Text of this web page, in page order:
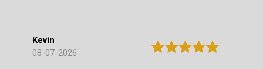
Kevin
08-07-2026